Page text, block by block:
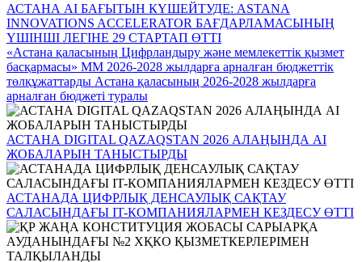
АСТАНА AI БАҒЫТЫН КҮШЕЙТУДЕ: ASTANA
INNOVATIONS ACCELERATOR БАҒДАРЛАМАСЫНЫҢ
ҮШІНШІ ЛЕГІНЕ 29 СТАРТАП ӨТТІ
«Астана қаласының Цифрландыру және мемлекеттік қызмет
басқармасы» ММ 2026-2028 жылдарға арналған бюджеттік
төлқұжаттарды Астана қаласының 2026-2028 жылдарға
арналған бюджеті туралы
АСТАНА DIGITAL QAZAQSTAN 2026 АЛАҢЫНДА AI
ЖОБАЛАРЫН ТАНЫСТЫРДЫ
АСТАНАДА ЦИФРЛЫҚ ДЕНСАУЛЫҚ САҚТАУ
САЛАСЫНДАҒЫ IT-КОМПАНИЯЛАРМЕН КЕЗДЕСУ ӨТТІ